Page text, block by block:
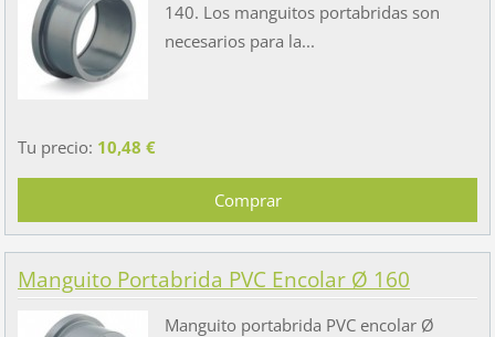
140. Los manguitos portabridas son
necesarios para la...
Tu precio: 10,48 €
Manguito Portabrida PVC Encolar Ø 160
Manguito portabrida PVC encolar Ø